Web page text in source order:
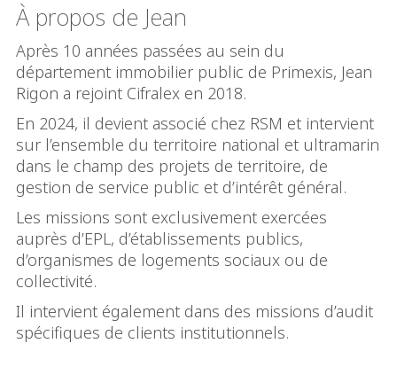
À propos de Jean
Après 10 années passées au sein du
département immobilier public de Primexis, Jean
Rigon a rejoint Cifralex en 2018.
En 2024, il devient associé chez RSM et intervient
sur l’ensemble du territoire national et ultramarin
dans le champ des projets de territoire, de
gestion de service public et d’intérêt général.
Les missions sont exclusivement exercées
auprès d’EPL, d’établissements publics,
d’organismes de logements sociaux ou de
collectivité​.
Il intervient également dans des missions d’audit
spécifiques de clients institutionnels.